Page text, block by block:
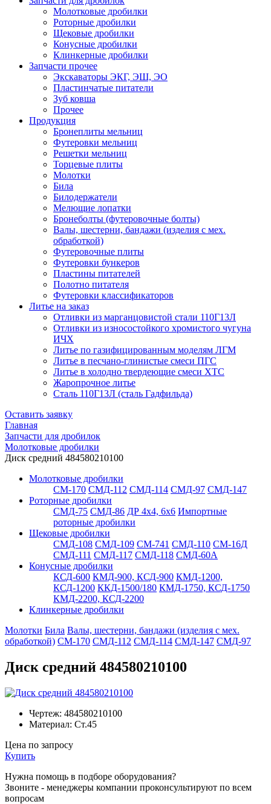
Молотковые дробилки
Роторные дробилки
Щековые дробилки
Конусные дробилки
Клинкерные дробилки
Запчасти прочее
Экскаваторы ЭКГ, ЭШ, ЭО
Пластинчатые питатели
Зуб ковша
Прочее
Продукция
Бронеплиты мельниц
Футеровки мельниц
Решетки мельниц
Торцевые плиты
Молотки
Била
Билодержатели
Мелющие лопатки
Бронеболты (футеровочные болты)
Валы, шестерни, бандажи (изделия с мех.
обработкой)
Футеровочные плиты
Футеровки бункеров
Пластины питателей
Полотно питателя
Футеровки классификаторов
Литье на заказ
Отливки из марганцовистой стали 110Г13Л
Отливки из износостойкого хромистого чугуна
ИЧХ
Литье по газифицированным моделям ЛГМ
Литье в песчано-глинистые смеси ПГС
Литье в холодно твердеющие смеси ХТС
Жаропрочное литье
Сталь 110Г13Л (сталь Гадфильда)
Оставить заявку
Главная
Запчасти для дробилок
Молотковые дробилки
Диск средний 484580210100
Молотковые дробилки
СМ-170 СМД-112 СМД-114 СМД-97 СМД-147
Роторные дробилки
СМД-75 СМД-86 ДР 4х4, 6х6 Импортные
роторные дробилки
Щековые дробилки
СМД-108 СМД-109 СМ-741 СМД-110 СМ-16Д
СМД-111 СМД-117 СМД-118 СМД-60А
Конусные дробилки
КСД-600 КМД-900, КСД-900 КМД-1200,
КСД-1200 ККД-1500/180 КМД-1750, КСД-1750
КМД-2200, КСД-2200
Клинкерные дробилки
Молотки Била Валы, шестерни, бандажи (изделия с мех.
обработкой) СМ-170 СМД-112 СМД-114 СМД-147 СМД-97
Диск средний 484580210100
Чертеж: 484580210100
Материал: Ст.45
Цена по запросу
Купить
Нужна помощь в подборе оборудования?
Звоните - менеджеры компании проконсультируют по всем
вопросам